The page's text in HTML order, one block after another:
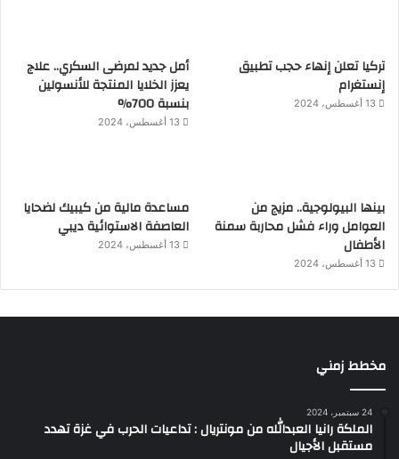
تركيا تعلن إنهاء حجب تطبيق
إنستغرام
13 أغسطس، 2024
أمل جديد لمرضى السكري.. علاج
يعزز الخلايا المنتجة للأنسولين
بنسبة 700%
13 أغسطس، 2024
بينها البيولوجية.. مزيج من
العوامل وراء فشل محاربة سمنة
الأطفال
13 أغسطس، 2024
مساعدة مالية من كيبيك لضحايا
العاصفة الاستوائية ديبي
13 أغسطس، 2024
مخطط زمني
24 سبتمبر، 2024
الملكة رانيا العبدالله من مونتريال : تداعيات الحرب في غزة تهدد
مستقبل الأجيال